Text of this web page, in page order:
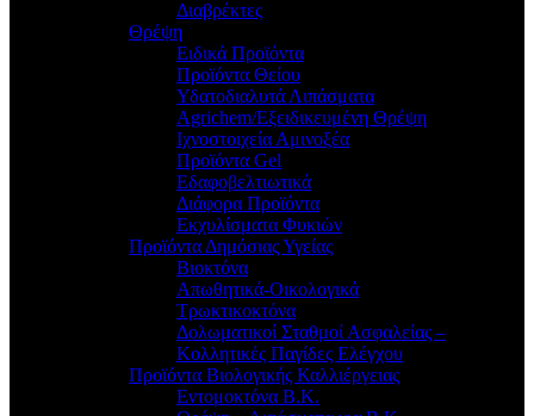
Διαβρέκτες
Θρέψη
Ειδικά Προϊόντα
Προϊόντα Θείου
Υδατοδιαλυτά Λιπάσματα
Agrichem/Εξειδικευμένη Θρέψη
Ιχνοστοιχεία Αμινοξέα
Προϊόντα Gel
Εδαφοβελτιωτικά
Διάφορα Προϊόντα
Εκχυλίσματα Φυκιών
Προϊόντα Δημόσιας Υγείας
Βιοκτόνα
Απωθητικά-Οικολογικά
Τρωκτικοκτόνα
Δολωματικοί Σταθμοί Ασφαλείας –
Κολλητικές Παγίδες Ελέγχου
Προϊόντα Βιολογικής Καλλιέργειας
Εντομοκτόνα Β.Κ.